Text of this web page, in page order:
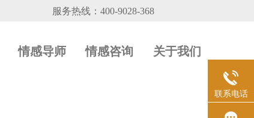
情感导师 情感咨询 关于我们
联系电话